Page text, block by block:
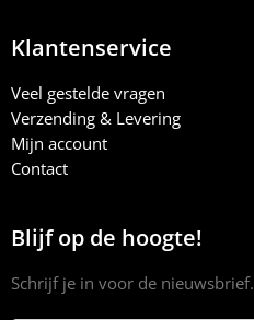
Klantenservice
Veel gestelde vragen
Verzending & Levering
Mijn account
Contact
Blijf op de hoogte!
Schrijf je in voor de nieuwsbrief.